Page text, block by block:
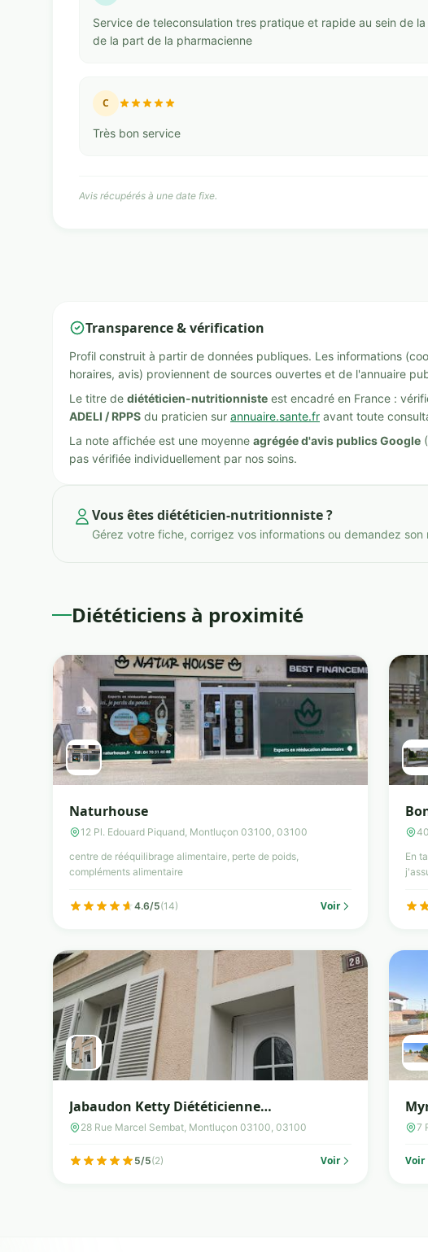
Service de teleconsulation tres pratique et rapide au sein de
de la part de la pharmacienne
C
Très bon service
Avis récupérés à une date fixe.
Transparence & vérification
Profil construit à partir de données publiques. Les informations
horaires, avis) proviennent de sources ouvertes et de l'annuaire
Le titre de diététicien-nutritionniste est encadré en France :
ADELI / RPPS du praticien sur annuaire.sante.fr avant toute
La note affichée est une moyenne agrégée d'avis publics Google
pas vérifiée individuellement par nos soins.
Vous êtes diététicien-nutritionniste ?
Gérez votre fiche, corrigez vos informations ou demandez
Diététiciens à proximité
Naturhouse
12 Pl. Edouard Piquand, Montluçon 03100, 03100
centre de rééquilibrage alimentaire, perte de poids,
compléments alimentaire
4.6/5(14) Voir
En
Jabaudon Ketty Diététicienne
Nutritionniste.
28 Rue Marcel Sembat, Montluçon 03100, 03100
5/5(2) Voir
7
Voir